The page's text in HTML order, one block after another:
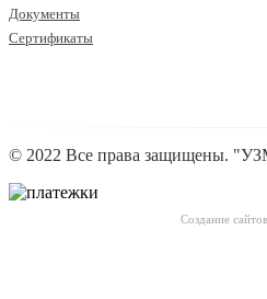
Документы
Сертификаты
© 2022 Все права защищены.
Создание сайтов